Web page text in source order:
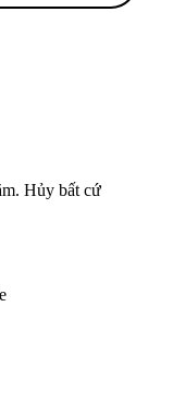
Hủy bất cứ